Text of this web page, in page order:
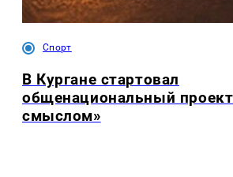
Спорт
В Кургане стартовал
общенациональный проект
смыслом»